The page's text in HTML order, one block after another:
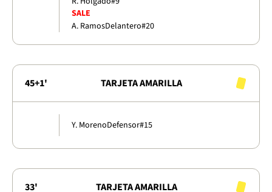
SALE
A. RamosDelantero#20
45+1' TARJETA AMARILLA
Y. MorenoDefensor#15
33' TARJETA AMARILLA